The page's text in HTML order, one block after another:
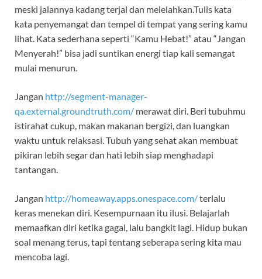
meski jalannya kadang terjal dan melelahkan.Tulis kata
kata penyemangat dan tempel di tempat yang sering kamu
lihat. Kata sederhana seperti “Kamu Hebat!” atau “Jangan
Menyerah!” bisa jadi suntikan energi tiap kali semangat
mulai menurun.
Jangan http://segment-manager-
qa.external.groundtruth.com/ merawat diri. Beri tubuhmu
istirahat cukup, makan makanan bergizi, dan luangkan
waktu untuk relaksasi. Tubuh yang sehat akan membuat
pikiran lebih segar dan hati lebih siap menghadapi
tantangan.
Jangan http://homeaway.apps.onespace.com/terlalu
keras menekan diri. Kesempurnaan itu ilusi. Belajarlah
memaafkan diri ketika gagal, lalu bangkit lagi. Hidup bukan
soal menang terus, tapi tentang seberapa sering kita mau
mencoba lagi.